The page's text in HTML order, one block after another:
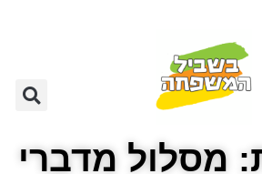
מסלול מדברי